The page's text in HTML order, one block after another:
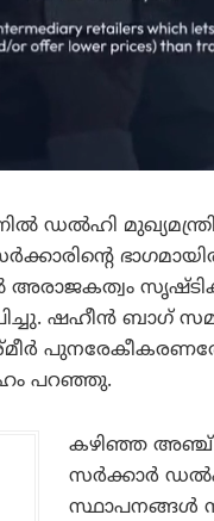
ഡൽഹി
അരാജകത്വം
ഷഹീൻ ബാഗ്
പറഞ്ഞു.
കഴിഞ്ഞ അഞ്ച്
സർക്കാർ
സ്ഥാപനങ്ങൾ